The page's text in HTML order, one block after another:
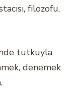
filozofu,
tutkuyla
denemek